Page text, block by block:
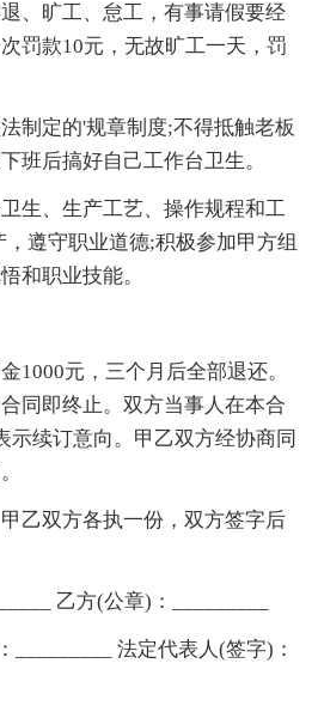
、旷工、怠工，有事请假要经
罚款10元，无故旷工一天，罚
制定的'规章制度;不得抵触老板
班后搞好自己工作台卫生。
生、生产工艺、操作规程和工
遵守职业道德;积极参加甲方组
和职业技能。
1000元，三个月后全部退还。
同即终止。双方当事人在本合
示续订意向。甲乙双方经协商同
乙双方各执一份，双方签字后
乙方(公章)：_________
_________ 法定代表人(签字)：